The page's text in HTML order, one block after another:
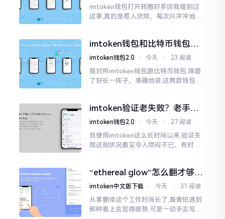
imtoken钱包打开转圈好多回我碰到过
这事,真的是惹人厌烦。每次兴冲冲地开
大家说法不尽相同
imtoken钱包和比特币钱包，
谁更安全？老玩家来聊聊
imtoken钱包2.0 ⋅ 今天 ⋅ 23 阅读
我对照imtoken钱包跟比特币钱包,琢磨
了好长一阵子。准确地讲,这两款钱包我
挺美观
imtoken验证老失败？老手教
你几招搞定
imtoken钱包2.0 ⋅ 今天 ⋅ 27 阅读
自使用imtoken这么长时间以来,验证失
败这般状况着实令人烦闷不已。有时急
至极点。
“ethereal glow”怎么翻才够味
儿？翻译圈老油条的私房话
imtoken中文版下载 ⋅ 今天 ⋅ 31 阅读
从事翻译这个工作时间长了,最害怕遇到
那种看上去觉得眼熟,可是一动手去写就